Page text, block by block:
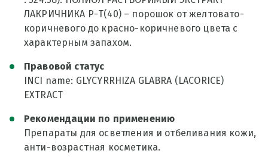
ЛАКРИЧНИКА Р-Т(40) – порошок от желтовато-
коричневого до красно-коричневого цвета с
характерным запахом.
Правовой статус
INCI name: GLYCYRRHIZA GLABRA (LACORICE)
EXTRACT
Рекомендации по применению
Препараты для осветления и отбеливания кожи,
анти-возрастная косметика.